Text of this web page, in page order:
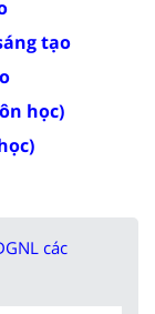
tạo
học)
các